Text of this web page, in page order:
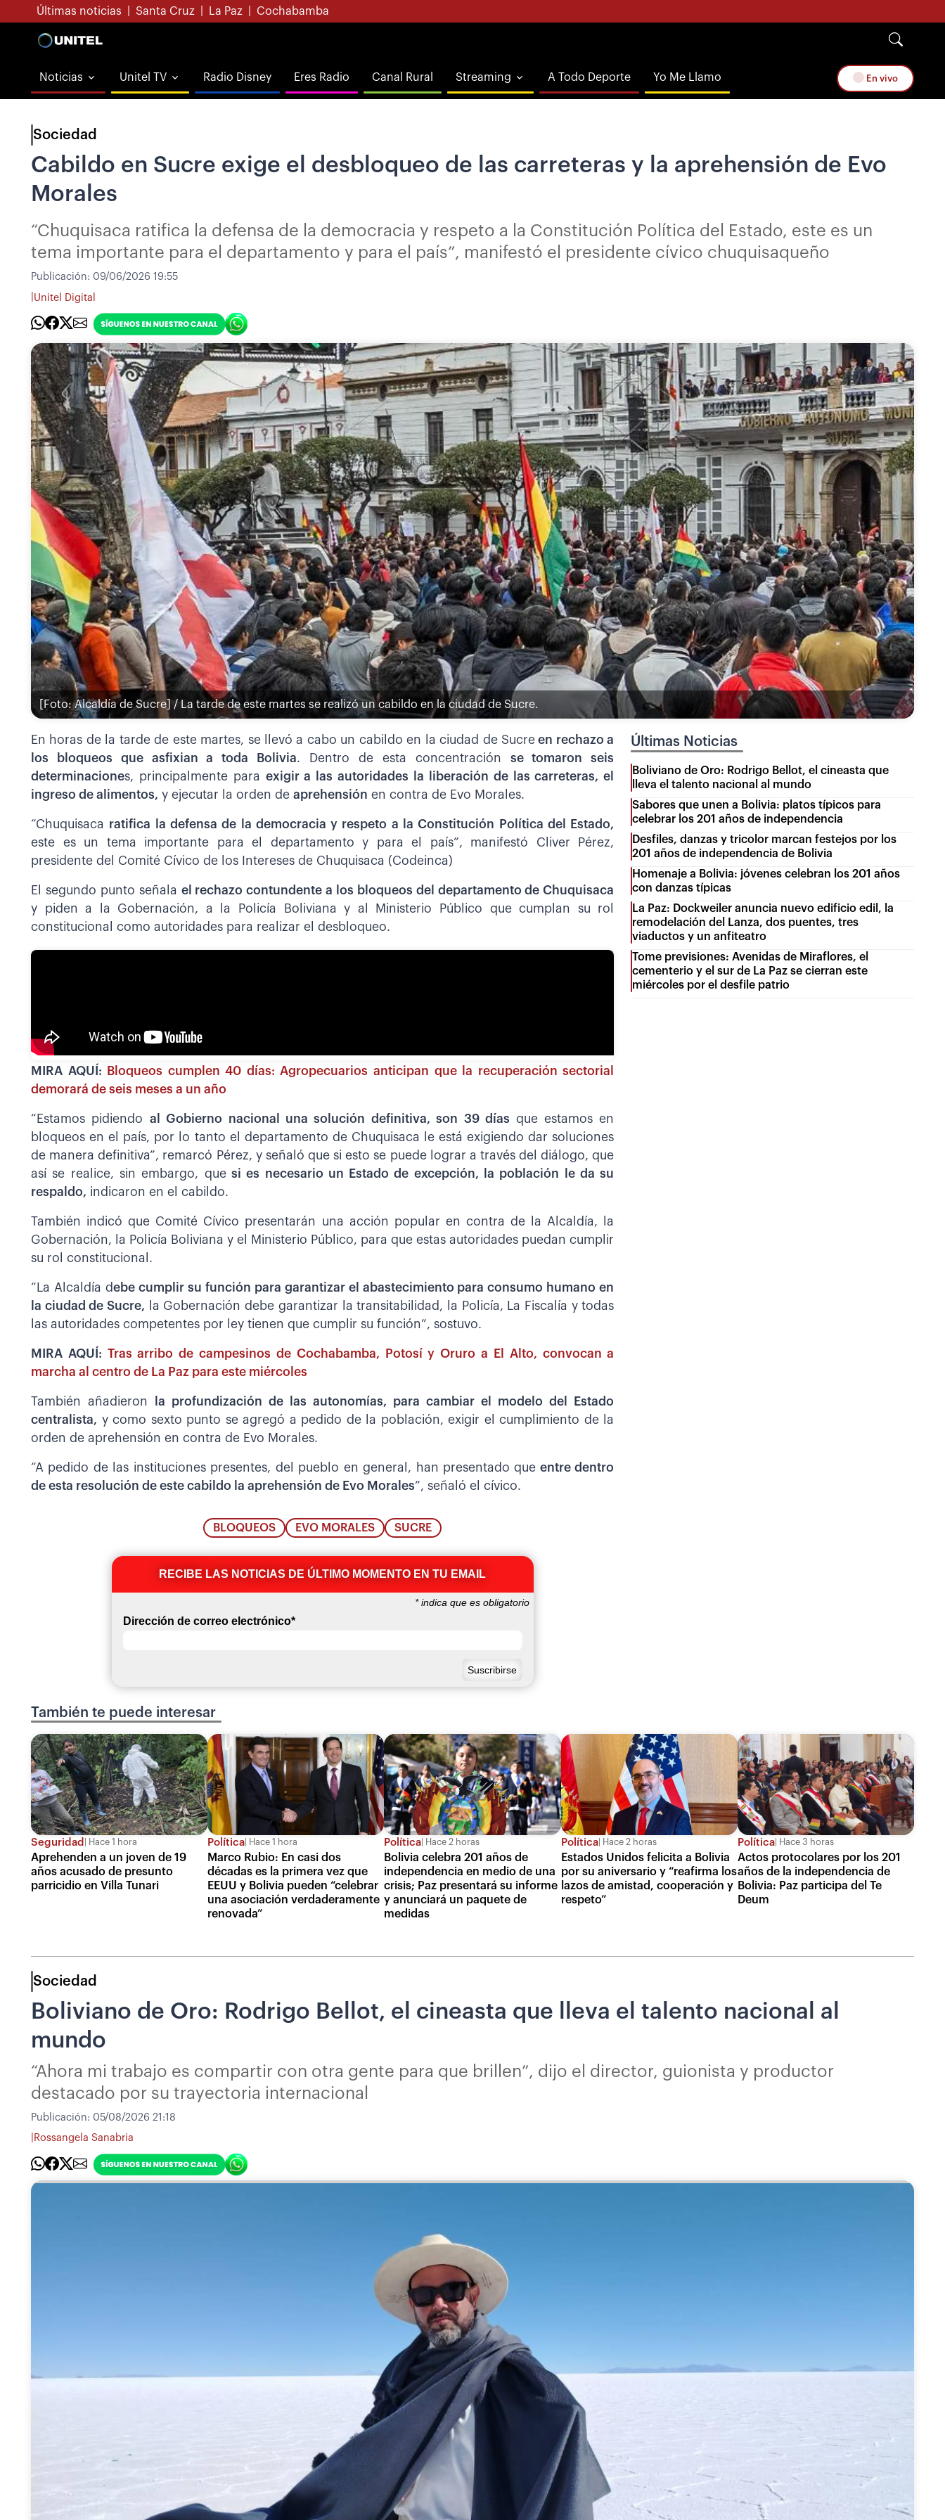
Últimas noticias Santa Cruz La Paz Cochabamba
Noticias Unitel TV Radio Disney Eres Radio Canal Rural Streaming A Todo Deporte Yo Me Llamo En vivo
Sociedad
Cabildo en Sucre exige el desbloqueo de las carreteras y la aprehensión de Evo
Morales
“Chuquisaca ratifica la defensa de la democracia y respeto a la Constitución Política del Estado, este es un
tema importante para el departamento y para el país”, manifestó el presidente cívico chuquisaqueño
Publicación: 09/06/2026 19:55
Unitel Digital
[Foto: Alcaldía de Sucre] / La tarde de este martes se realizó un cabildo en la ciudad de Sucre.
En horas de la tarde de este martes, se llevó a cabo un cabildo en la ciudad de Sucre en rechazo a
los bloqueos que asfixian a toda Bolivia. Dentro de esta concentración se tomaron seis
determinaciones, principalmente para exigir a las autoridades la liberación de las carreteras, el
ingreso de alimentos, y ejecutar la orden de aprehensión en contra de Evo Morales.
“Chuquisaca ratifica la defensa de la democracia y respeto a la Constitución Política del Estado,
este es un tema importante para el departamento y para el país”, manifestó Cliver Pérez,
presidente del Comité Cívico de los Intereses de Chuquisaca (Codeinca)
El segundo punto señala el rechazo contundente a los bloqueos del departamento de Chuquisaca
y piden a la Gobernación, a la Policía Boliviana y al Ministerio Público que cumplan su rol
constitucional como autoridades para realizar el desbloqueo.
MIRA AQUÍ:
Bloqueos cumplen 40 días: Agropecuarios anticipan que la recuperación sectorial
demorará de seis meses a un año
“Estamos pidiendo al Gobierno nacional una solución definitiva, son 39 días que estamos en
bloqueos en el país, por lo tanto el departamento de Chuquisaca le está exigiendo dar soluciones
de manera definitiva”, remarcó Pérez, y señaló que si esto se puede lograr a través del diálogo, que
así se realice, sin embargo, quesi es necesario un Estado de excepción, la población le da su
respaldo, indicaron en el cabildo.
También indicó que Comité Cívico presentarán una acción popular en contra de la Alcaldía, la
Gobernación, la Policía Boliviana y el Ministerio Público, para que estas autoridades puedan cumplir
su rol constitucional.
“La Alcaldía debe cumplir su función para garantizar el abastecimiento para consumo humano en
la ciudad de Sucre, la Gobernación debe garantizar la transitabilidad, la Policía, La Fiscalía y todas
las autoridades competentes por ley tienen que cumplir su función”, sostuvo.
MIRA AQUÍ: Tras arribo de campesinos de Cochabamba, Potosí y Oruro a El Alto, convocan a
marcha al centro de La Paz para este miércoles
También añadieron
la profundización de las autonomías, para cambiar el modelo del Estado
centralista, y como sexto punto se agregó a pedido de la población, exigir el cumplimiento de la
orden de aprehensión en contra de Evo Morales.
“A pedido de las instituciones presentes, del pueblo en general, han presentado que entre dentro
de esta resolución de este cabildo la aprehensión de Evo Morales”, señaló el cívico.
BLOQUEOS EVO MORALES SUCRE
RECIBE LAS NOTICIAS DE ÚLTIMO MOMENTO EN TU EMAIL
*indica que es obligatorio
Dirección de correo electrónico*
Últimas Noticias
Boliviano de Oro: Rodrigo Bellot, el cineasta que
lleva el talento nacional al mundo
Sabores que unen a Bolivia: platos típicos para
celebrar los 201 años de independencia
Desfiles, danzas y tricolor marcan festejos por los
201 años de independencia de Bolivia
Homenaje a Bolivia: jóvenes celebran los 201 años
con danzas típicas
La Paz: Dockweiler anuncia nuevo edificio edil, la
remodelación del Lanza, dos puentes, tres
viaductos y un anfiteatro
Tome previsiones: Avenidas de Miraflores, el
cementerio y el sur de La Paz se cierran este
miércoles por el desfile patrio
También te puede interesar
Seguridad Hace 1 hora
Aprehenden a un joven de 19
años acusado de presunto
parricidio en Villa Tunari
Política Hace 1 hora
Marco Rubio: En casi dos
décadas es la primera vez que
EEUU y Bolivia pueden “celebrar
una asociación verdaderamente
renovada”
Política Hace 2 horas
Bolivia celebra 201 años de
independencia en medio de una
crisis; Paz presentará su informe
y anunciará un paquete de
medidas
Política Hace 2 horas
Estados Unidos felicita a Bolivia
por su aniversario y “reafirma los
lazos de amistad, cooperación y
respeto”
Política Hace 3 horas
Actos protocolares por los 201
años de la independencia de
Bolivia: Paz participa del Te
Deum
Sociedad
Boliviano de Oro: Rodrigo Bellot, el cineasta que lleva el talento nacional al
mundo
“Ahora mi trabajo es compartir con otra gente para que brillen”, dijo el director, guionista y productor
destacado por su trayectoria internacional
Publicación: 05/08/2026 21:18
Rossangela Sanabria